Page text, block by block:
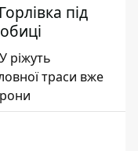
під
ріжуть
траси вже